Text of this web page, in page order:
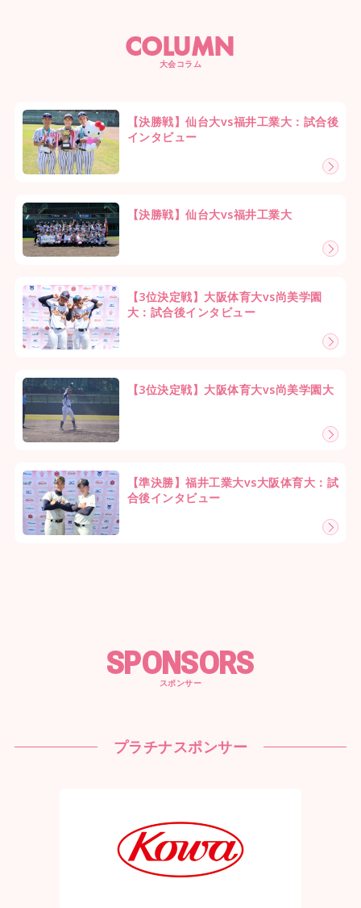
COLUMN
大会コラム
【決勝戦】仙台大vs福井工業大：試合後
インタビュー
【決勝戦】仙台大vs福井工業大
【3位決定戦】大阪体育大vs尚美学園
大：試合後インタビュー
【3位決定戦】大阪体育大vs尚美学園大
【準決勝】福井工業大vs大阪体育大：試
合後インタビュー
SPONSORS
スポンサー
プラチナスポンサー